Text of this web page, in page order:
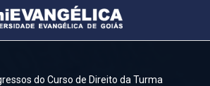
do Curso de Direito da Turma